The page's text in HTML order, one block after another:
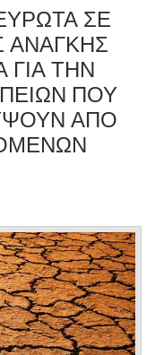
ΣΕ
ΑΝΑΓΚΗΣ
ΓΙΑ ΤΗΝ
ΠΟΥ
ΑΠΟ